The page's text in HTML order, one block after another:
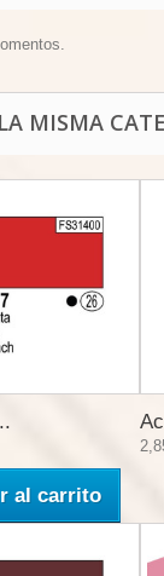
MISMA
al carrito